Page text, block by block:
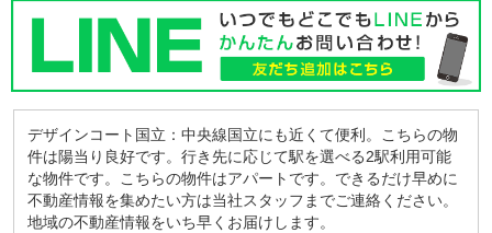
デザインコート国立：中央線国立にも近くて便利。こちらの物
件は陽当り良好です。行き先に応じて駅を選べる2駅利用可能
な物件です。こちらの物件はアパートです。できるだけ早めに
不動産情報を集めたい方は当社スタッフまでご連絡ください。
地域の不動産情報をいち早くお届けします。